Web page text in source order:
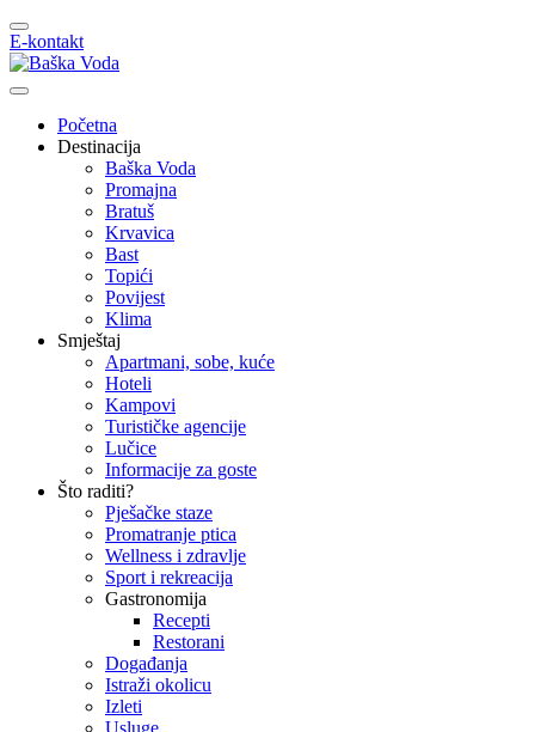
E-kontakt
Početna
Destinacija
Baška Voda
Promajna
Bratuš
Krvavica
Bast
Topići
Povijest
Klima
Smještaj
Apartmani, sobe, kuće
Hoteli
Kampovi
Turističke agencije
Lučice
Informacije za goste
Što raditi?
Pješačke staze
Promatranje ptica
Wellness i zdravlje
Sport i rekreacija
Gastronomija
Recepti
Restorani
Događanja
Istraži okolicu
Izleti
Usluge